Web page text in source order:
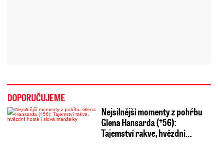
DOPORUČUJEME
Nejsilnější momenty z pohřbu
Glena Hansarda (†56):
Tajemství rakve, hvězdní…